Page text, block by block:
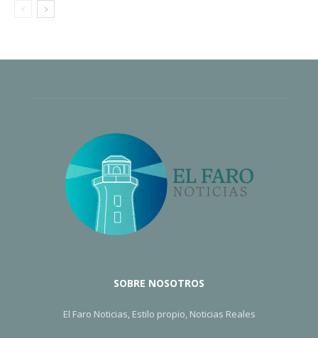
SOBRE NOSOTROS
El Faro Noticias, Estilo propio, Noticias Reales